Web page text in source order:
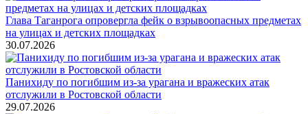
Глава Таганрога опровергла фейк о взрывоопасных предметах
на улицах и детских площадках
30.07.2026
Панихиду по погибшим из-за урагана и вражеских атак
отслужили в Ростовской области
29.07.2026